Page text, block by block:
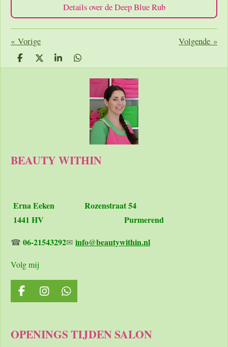
Details over de Deep Blue Rub
« Vorige Volgende »
D
e
D
e
S
h
D
e
BEAUTY WITHIN
Erna Eeken Rozenstraat 54
1441 HV Purmerend
☎ 06-21543292✉ info@beautywithin.nl
Volg mij
F
a
b
I
n
a
W
h
s
OPENINGS TIJDEN SALON